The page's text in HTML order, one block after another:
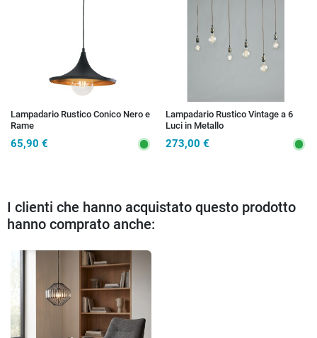
Lampadario Rustico Conico Nero e
Rame
65,90 €
Lampadario Rustico Vintage a 6
Luci in Metallo
273,00 €
I clienti che hanno acquistato questo prodotto
hanno comprato anche: